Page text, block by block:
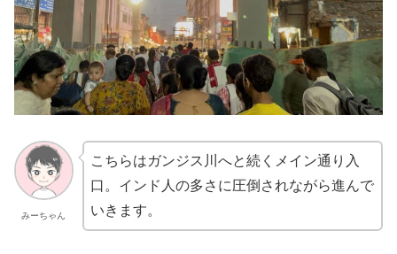
みーちゃん
こちらはガンジス川へと続くメイン通り入
口。インド人の多さに圧倒されながら進んで
いきます。